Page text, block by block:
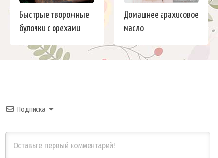
Быстрые творожные
булочки с орехами
Домашнее арахисовое
масло
Подписка